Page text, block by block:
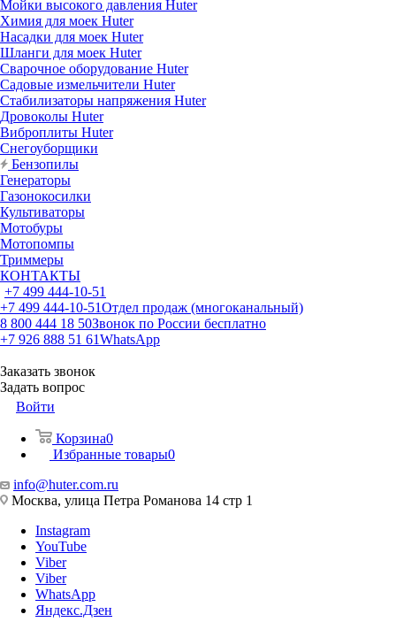
Мойки высокого давления Huter
Химия для моек Huter
Насадки для моек Huter
Шланги для моек Huter
Сварочное оборудование Huter
Садовые измельчители Huter
Стабилизаторы напряжения Huter
Дровоколы Huter
Виброплиты Huter
Снегоуборщики
Бензопилы
Генераторы
Газонокосилки
Культиваторы
Мотобуры
Мотопомпы
Триммеры
КОНТАКТЫ
+7 499 444-10-51
+7 499 444-10-51Отдел продаж (многоканальный)
8 800 444 18 50Звонок по России бесплатно
+7 926 888 51 61WhatsApp
Заказать звонок
Задать вопрос
Войти
Корзина0
Избранные товары0
info@huter.com.ru
Москва, улица Петра Романова 14 стр 1
Instagram
YouTube
Viber
Viber
WhatsApp
Яндекс.Дзен